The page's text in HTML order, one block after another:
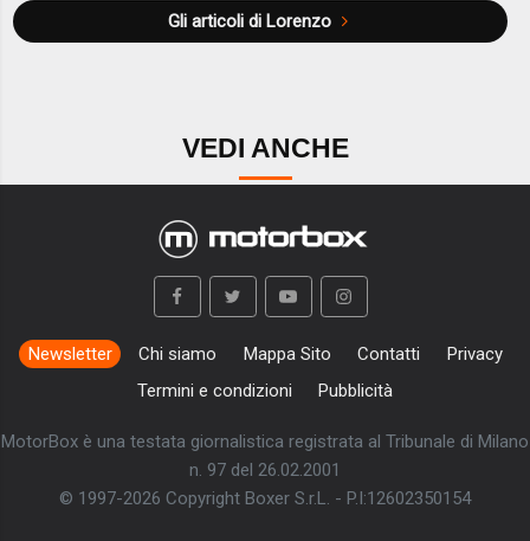
Gli articoli di Lorenzo
VEDI ANCHE
Newsletter Chi siamo Mappa Sito Contatti
Privacy
Termini e condizioni
Pubblicità
MotorBox è una testata giornalistica registrata al Tribunale di Milano
n. 97 del 26.02.2001
© 1997-2026 Copyright Boxer S.r.L. - P.I:12602350154